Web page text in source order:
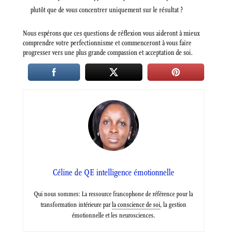
plutôt que de vous concentrer uniquement sur le résultat ?
Nous espérons que ces questions de réflexion vous aideront à mieux
comprendre votre perfectionnisme et commenceront à vous faire
progresser vers une plus grande compassion et acceptation de soi.
Céline de QE intelligence émotionnelle
Qui nous sommes: La ressource francophone de référence pour la
transformation intérieure parla conscience de soi, la gestion
émotionnelle et les neurosciences.